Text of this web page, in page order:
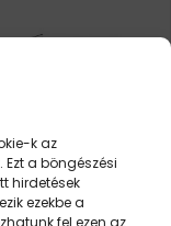
k az
a böngészési
hirdetések
ezekbe a
fel ezen az